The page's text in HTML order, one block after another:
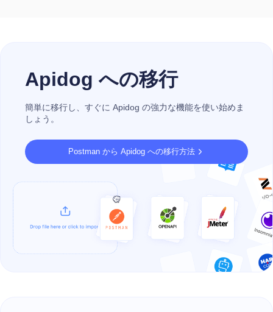
Apidog への移行
簡単に移行し、すぐに Apidog の強力な機能を使い始めま
しょう。
Postman から Apidog への移行方法